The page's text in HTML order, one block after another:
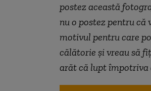
postez această
nu o postez pentru că
motivul pentru care
călătorie și vreau să
arăt că lupt împotriva